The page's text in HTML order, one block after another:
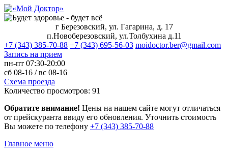
г Березовский, ул. Гагарина, д. 17
п.Новоберезовский, ул.Толбухина д.11
+7 (343) 385-70-88 +7 (343) 695-56-03 moidoctor.ber@gmail.com
Запись на прием
пн-пт 07:30-20:00
сб 08-16 /вс 08-16
Схема проезда
Количество просмотров: 91
Обратите внимание! Цены на нашем сайте могут отличаться
от прейскуранта ввиду его обновления. Уточнить стоимость
Вы можете по телефону +7 (343) 385‑70‑88
Главное меню